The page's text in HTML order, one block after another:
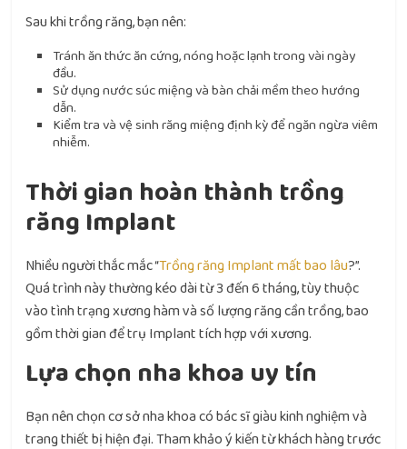
Sau khi trồng răng, bạn nên:
Tránh ăn thức ăn cứng, nóng hoặc lạnh trong vài ngày
đầu.
Sử dụng nước súc miệng và bàn chải mềm theo hướng
dẫn.
Kiểm tra và vệ sinh răng miệng định kỳ để ngăn ngừa viêm
nhiễm.
Thời gian hoàn thành trồng
răng Implant
Nhiều người thắc mắc “Trồng răng Implant mất bao lâu?”.
Quá trình này thường kéo dài từ 3 đến 6 tháng, tùy thuộc
vào tình trạng xương hàm và số lượng răng cần trồng, bao
gồm thời gian để trụ Implant tích hợp với xương.
Lựa chọn nha khoa uy tín
Bạn nên chọn cơ sở nha khoa có bác sĩ giàu kinh nghiệm và
trang thiết bị hiện đại. Tham khảo ý kiến từ khách hàng trước